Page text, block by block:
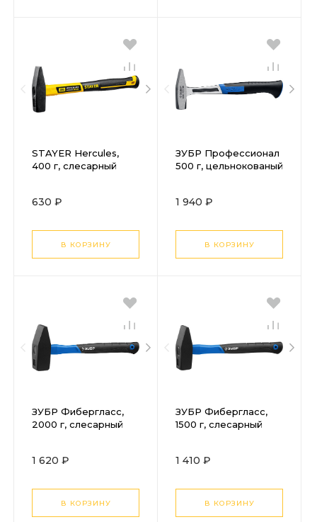
STAYER Hercules,
400 г, слесарный
630 ₽
В КОРЗИНУ
ЗУБР Профессионал
500 г, цельнокованый
1 940 ₽
В КОРЗИНУ
ЗУБР Фибергласс,
2000 г, слесарный
(20020-20)
1 620 ₽
В КОРЗИНУ
ЗУБР Фибергласс,
1500 г, слесарный
(20020-15)
1 410 ₽
В КОРЗИНУ